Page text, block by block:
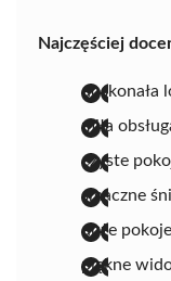
Najczęściej
doskonała
miła
czyste
smaczne
duże pokoje
piękne